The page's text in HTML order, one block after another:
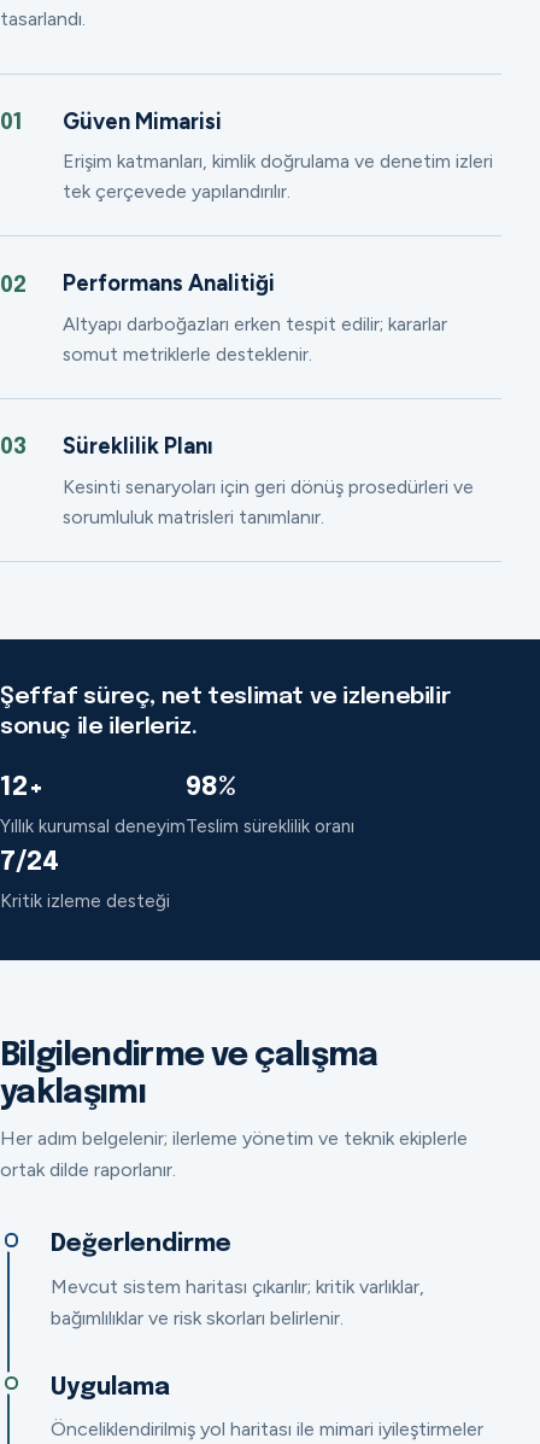
tasarlandı.
01 Güven Mimarisi
Erişim katmanları, kimlik doğrulama ve denetim izleri
tek çerçevede yapılandırılır.
02 Performans Analitiği
Altyapı darboğazları erken tespit edilir; kararlar
somut metriklerle desteklenir.
03 Süreklilik Planı
Kesinti senaryoları için geri dönüş prosedürleri ve
sorumluluk matrisleri tanımlanır.
Şeffaf süreç, net teslimat ve izlenebilir
sonuç ile ilerleriz.
12+
Yıllık kurumsal deneyim
98%
Teslim süreklilik oranı
7/24
Kritik izleme desteği
Bilgilendirme ve çalışma
yaklaşımı
Her adım belgelenir; ilerleme yönetim ve teknik ekiplerle
ortak dilde raporlanır.
Değerlendirme
Mevcut sistem haritası çıkarılır; kritik varlıklar,
bağımlılıklar ve risk skorları belirlenir.
Uygulama
Önceliklendirilmiş yol haritası ile mimari iyileştirmeler